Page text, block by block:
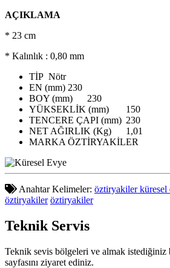
AÇIKLAMA
* 23 cm
* Kalınlık : 0,80 mm
TİP Nötr
EN (mm) 230
BOY (mm)
230
YÜKSEKLİK (mm)
150
TENCERE ÇAPI (mm) 230
NET AĞIRLIK (Kg)
1,01
MARKA ÖZTİRYAKİLER
Anahtar Kelimeler: öztiryakiler küresel
öztiryakiler öztiryakiler
Teknik Servis
Teknik sevis bölgeleri ve almak
sayfasını ziyaret ediniz.